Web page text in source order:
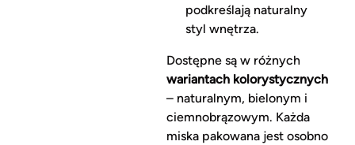
podkreślają naturalny
styl wnętrza.
Dostępne są w różnych
wariantach kolorystycznych
– naturalnym, bielonym i
ciemnobrązowym. Każda
miska pakowana jest osobno